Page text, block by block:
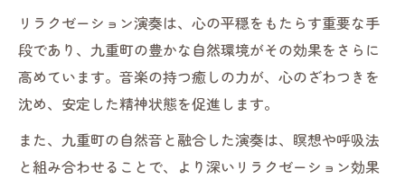
リラクゼーション演奏は、心の平穏をもたらす重要な手
段であり、九重町の豊かな自然環境がその効果をさらに
高めています。音楽の持つ癒しの力が、心のざわつきを
沈め、安定した精神状態を促進します。
また、九重町の自然音と融合した演奏は、瞑想や呼吸法
と組み合わせることで、より深いリラクゼーション効果